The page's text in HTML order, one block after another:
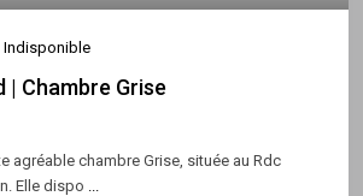
Indisponible
| Chambre Grise
agréable chambre Grise, située au Rdc
Elle dispo ...